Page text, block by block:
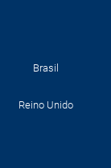
Brasil
Reino Unido